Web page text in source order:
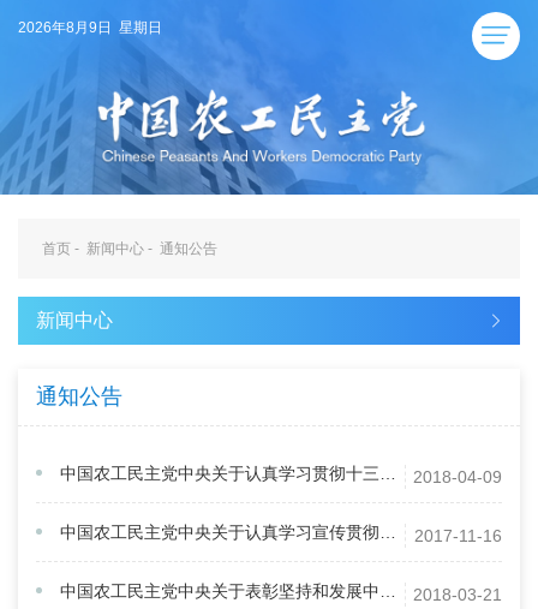
2026年8月9日 星期日
首页 - 新闻中心 - 通知公告
新闻中心
通知公告
2018-04-09
中国农工民主党中央关于认真学习贯彻十三届全国人大一次会议和全国政协十三届一次会议精神的通知
2017-11-16
中国农工民主党中央关于认真学习宣传贯彻中共十九大精神的决议
2018-03-21
中国农工民主党中央关于表彰坚持和发展中国特色社会主义学习实践活动优秀成果、优秀组织、先进集体、优秀党员、先进个人的决定